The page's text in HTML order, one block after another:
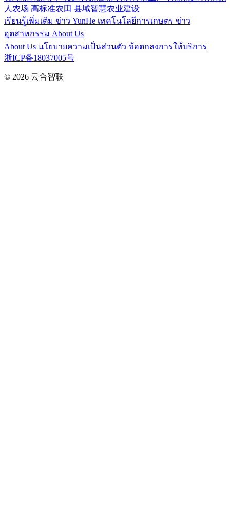
人农场 高标准农田 县域智慧农业建设
เรียนรู้เพิ่มเติม ข่าว YunHe เทคโนโลยีการเกษตร ข่าว
อุตสาหกรรม About Us
About Us นโยบายความเป็นส่วนตัว ข้อตกลงการให้บริการ
浙ICP备18037005号
© 2026 云合智联